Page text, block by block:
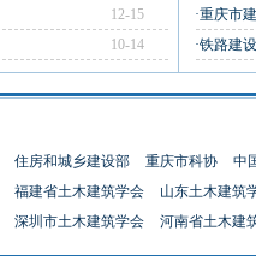
12-15
10-14
·重庆市
·铁路建
住房和城乡建设部 重庆市科协
中
福建省土木建筑学会
山东土木建筑
深圳市土木建筑学会 河南省土木建